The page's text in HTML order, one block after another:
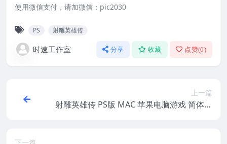
使用微信支付，请加微信：pic2030
PS 射雕英雄传
时速工作室 分享 收藏 点赞(0)
上一篇
射雕英雄传 PS版 MAC 苹果电脑游戏 简体中